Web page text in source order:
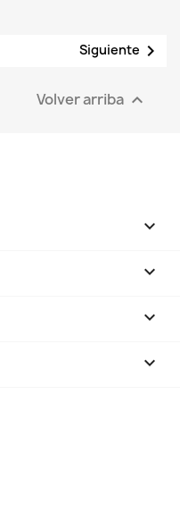
Siguiente 
Volver arriba 



keyboard_arrow_down